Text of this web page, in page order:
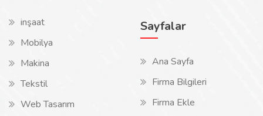
inşaat
Mobilya
Makina
Tekstil
Web Tasarım
Sayfalar
Ana Sayfa
Firma Bilgileri
Firma Ekle